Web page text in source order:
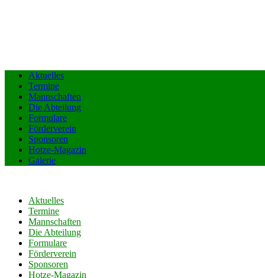
Aktuelles
Termine
Mannschaften
Die Abteilung
Formulare
Förderverein
Sponsoren
Hotze-Magazin
Galerie
Aktuelles
Termine
Mannschaften
Die Abteilung
Formulare
Förderverein
Sponsoren
Hotze-Magazin